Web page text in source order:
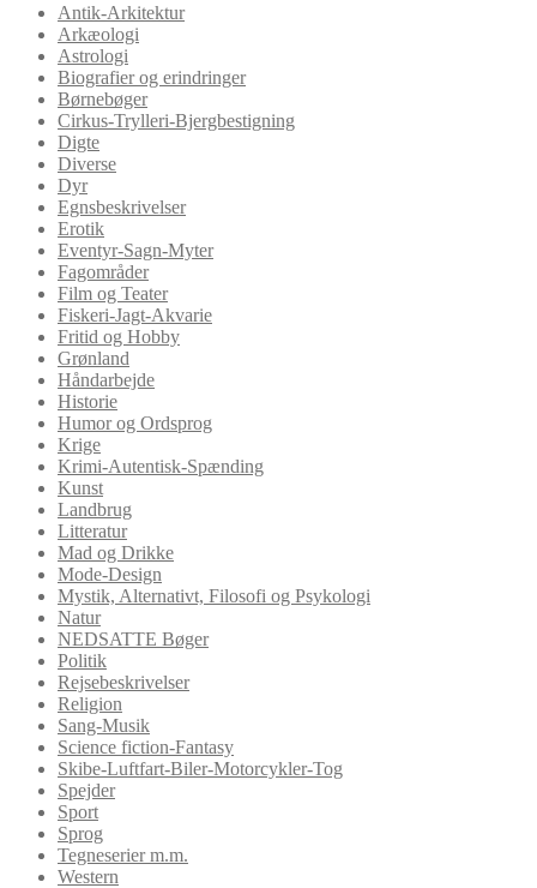
Antik-Arkitektur
Arkæologi
Astrologi
Biografier og erindringer
Børnebøger
Cirkus-Trylleri-Bjergbestigning
Digte
Diverse
Dyr
Egnsbeskrivelser
Erotik
Eventyr-Sagn-Myter
Fagområder
Film og Teater
Fiskeri-Jagt-Akvarie
Fritid og Hobby
Grønland
Håndarbejde
Historie
Humor og Ordsprog
Krige
Krimi-Autentisk-Spænding
Kunst
Landbrug
Litteratur
Mad og Drikke
Mode-Design
Mystik, Alternativt, Filosofi og Psykologi
Natur
NEDSATTE Bøger
Politik
Rejsebeskrivelser
Religion
Sang-Musik
Science fiction-Fantasy
Skibe-Luftfart-Biler-Motorcykler-Tog
Spejder
Sport
Sprog
Tegneserier m.m.
Western